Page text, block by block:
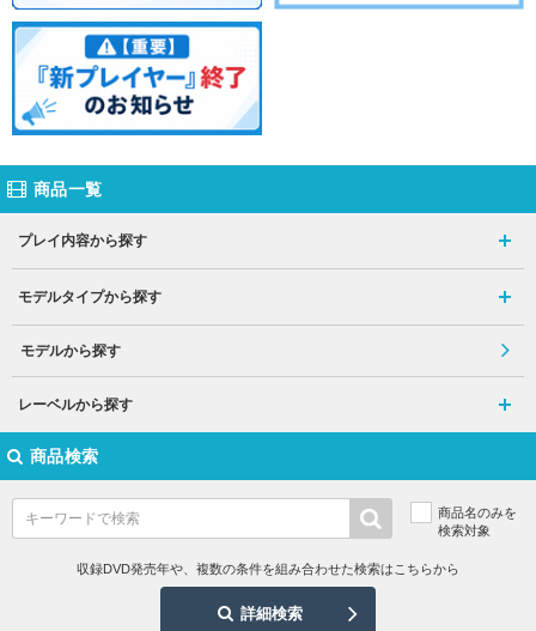
商品一覧
プレイ内容から探す
モデルタイプから探す
モデルから探す
レーベルから探す
商品検索
商品名のみを
検索対象
収録DVD発売年や、複数の条件を組み合わせた検索はこちらから
詳細検索